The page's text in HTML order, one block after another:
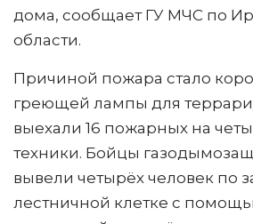
дома, сообщает ГУ МЧС по
области.
Причиной пожара стало
греющей лампы для
выехали 16 пожарных на
техники. Бойцы
вывели четырёх человек по
лестничной клетке с